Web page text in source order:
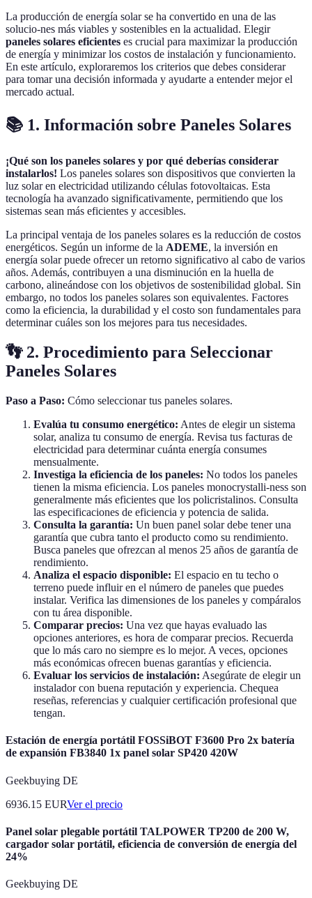
La producción de energía solar se ha convertido en una de las
solucio-nes más viables y sostenibles en la actualidad. Elegir
paneles solares eficientes es crucial para maximizar la producción
de energía y minimizar los costos de instalación y funcionamiento.
En este artículo, exploraremos los criterios que debes considerar
para tomar una decisión informada y ayudarte a entender mejor el
mercado actual.
📚 1. Información sobre Paneles Solares
¡Qué son los paneles solares y por qué deberías considerar
instalarlos! Los paneles solares son dispositivos que convierten la
luz solar en electricidad utilizando células fotovoltaicas. Esta
tecnología ha avanzado significativamente, permitiendo que los
sistemas sean más eficientes y accesibles.
La principal ventaja de los paneles solares es la reducción de costos
energéticos. Según un informe de la ADEME, la inversión en
energía solar puede ofrecer un retorno significativo al cabo de varios
años. Además, contribuyen a una disminución en la huella de
carbono, alineándose con los objetivos de sostenibilidad global. Sin
embargo, no todos los paneles solares son equivalentes. Factores
como la eficiencia, la durabilidad y el costo son fundamentales para
determinar cuáles son los mejores para tus necesidades.
👣 2. Procedimiento para Seleccionar
Paneles Solares
Paso a Paso: Cómo seleccionar tus paneles solares.
Evalúa tu consumo energético: Antes de elegir un sistema
solar, analiza tu consumo de energía. Revisa tus facturas de
electricidad para determinar cuánta energía consumes
mensualmente.
Investiga la eficiencia de los paneles: No todos los paneles
tienen la misma eficiencia. Los paneles monocrystalli-ness son
generalmente más eficientes que los policristalinos. Consulta
las especificaciones de eficiencia y potencia de salida.
Consulta la garantía: Un buen panel solar debe tener una
garantía que cubra tanto el producto como su rendimiento.
Busca paneles que ofrezcan al menos 25 años de garantía de
rendimiento.
Analiza el espacio disponible: El espacio en tu techo o
terreno puede influir en el número de paneles que puedes
instalar. Verifica las dimensiones de los paneles y compáralos
con tu área disponible.
Comparar precios: Una vez que hayas evaluado las
opciones anteriores, es hora de comparar precios. Recuerda
que lo más caro no siempre es lo mejor. A veces, opciones
más económicas ofrecen buenas garantías y eficiencia.
Evaluar los servicios de instalación: Asegúrate de elegir un
instalador con buena reputación y experiencia. Chequea
reseñas, referencias y cualquier certificación profesional que
tengan.
Estación de energía portátil FOSSiBOT F3600 Pro 2x batería
de expansión FB3840 1x panel solar SP420 420W
Geekbuying DE
6936.15 EURVer el precio
Panel solar plegable portátil TALPOWER TP200 de 200 W,
cargador solar portátil, eficiencia de conversión de energía del
24%
Geekbuying DE